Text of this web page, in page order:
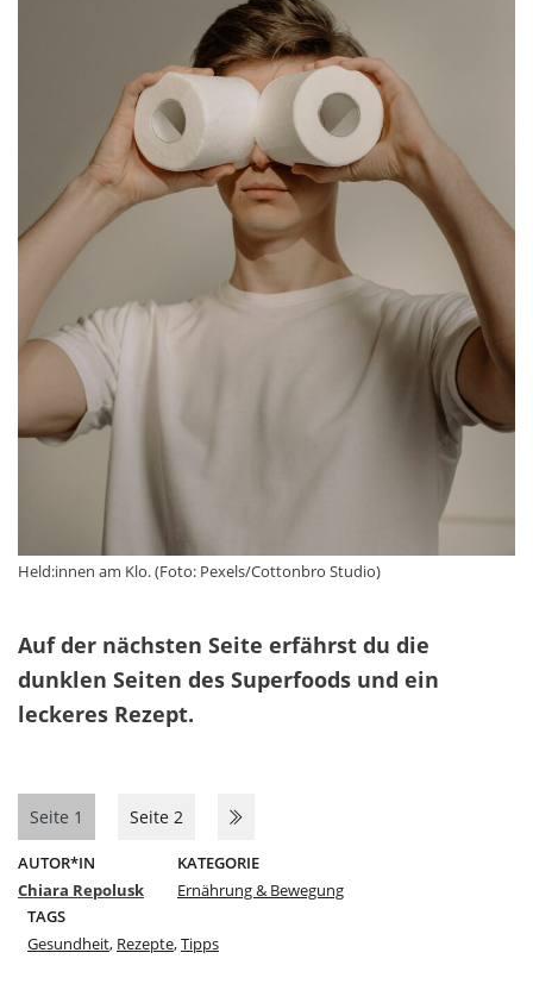
Held:innen am Klo. (Foto: Pexels/Cottonbro Studio)
Auf der nächsten Seite erfährst du die
dunklen Seiten des Superfoods und ein
leckeres Rezept.
Seite 1 Seite 2
AUTOR*IN
Chiara Repolusk
KATEGORIE
Ernährung & Bewegung
TAGS
Gesundheit, Rezepte,Tipps